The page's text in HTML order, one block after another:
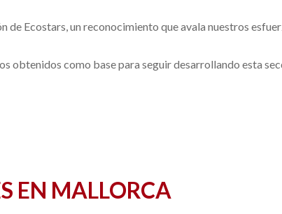
de Ecostars, un reconocimiento que avala nuestros
obtenidos como base para seguir desarrollando esta
EN MALLORCA